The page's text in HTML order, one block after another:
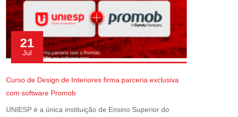
21
Jul
Curso de Design de Interiores firma parceria exclusiva
com software Promob
UNIESP é a única instituição de Ensino Superior do